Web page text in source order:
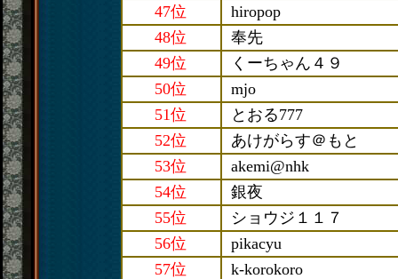
47位
hiropop
48位
奉先
49位
くーちゃん４９
50位
mjo
51位
とおる777
52位
あけがらす＠もと
53位
akemi@nhk
54位
銀夜
55位
ショウジ１１７
56位
pikacyu
57位
k-korokoro